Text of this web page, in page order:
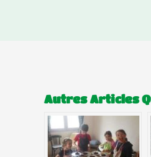
Autres Articles